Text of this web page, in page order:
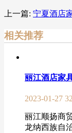
上一篇: 宁夏酒店
相关推荐
丽江酒店家
2023-01-27
丽江顺扬商
龙纳西族自